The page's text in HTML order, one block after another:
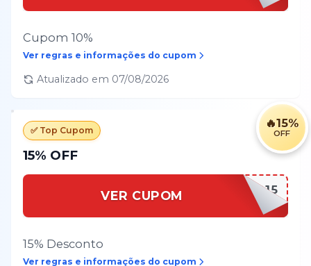
Cupom 10%
Ver regras e informações do cupom
Atualizado em 07/08/2026
🔥15%
OFF
✅ Top Cupom
15% OFF
VER CUPOM BEMVINDO15
15% Desconto
Ver regras e informações do cupom